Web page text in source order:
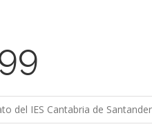
del IES Cantabria de